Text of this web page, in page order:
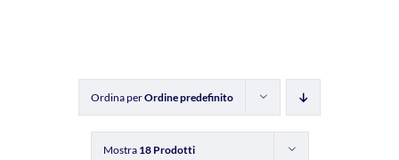
Ordina perOrdine predefinito
Mostra 18 Prodotti